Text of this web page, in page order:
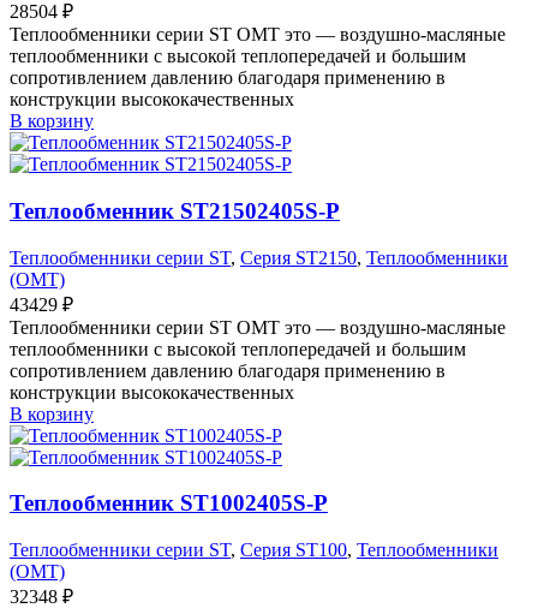
28504 ₽
Теплообменники серии ST OMT это — воздушно-масляные
теплообменники с высокой теплопередачей и большим
сопротивлением давлению благодаря применению в
конструкции высококачественных
В корзину
Теплообменник ST21502405S-P
Теплообменники серии ST, Серия ST2150, Теплообменники
(OMT)
43429 ₽
Теплообменники серии ST OMT это — воздушно-масляные
теплообменники с высокой теплопередачей и большим
сопротивлением давлению благодаря применению в
конструкции высококачественных
В корзину
Теплообменник ST1002405S-P
Теплообменники серии ST, Серия ST100, Теплообменники
(OMT)
32348 ₽